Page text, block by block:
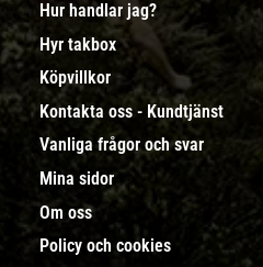
Hur handlar jag?
Hyr takbox
Köpvillkor
Kontakta oss - Kundtjänst
Vanliga frågor och svar
Mina sidor
Om oss
Policy och cookies